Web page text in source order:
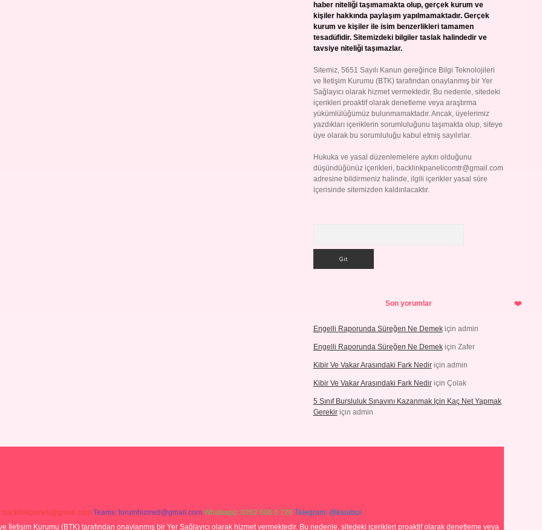
haber niteliği taşımamakta olup, gerçek kurum ve
kişiler hakkında paylaşım yapılmamaktadır. Gerçek
kurum ve kişiler ile isim benzerlikleri tamamen
tesadüfidir. Sitemizdeki bilgiler taslak halindedir ve
tavsiye niteliği taşımazlar.
Sitemiz, 5651 Sayılı Kanun gereğince Bilgi Teknolojileri
ve İletişim Kurumu (BTK) tarafından onaylanmış bir Yer
Sağlayıcı olarak hizmet vermektedir. Bu nedenle, sitedeki
içerikleri proaktif olarak denetleme veya araştırma
yükümlülüğümüz bulunmamaktadır. Ancak, üyelerimiz
yazdıkları içeriklerin sorumluluğunu taşımakta olup, siteye
üye olarak bu sorumluluğu kabul etmiş sayılırlar.
Hukuka ve yasal düzenlemelere aykırı olduğunu
düşündüğünüz içerikleri, backlinkpanelicomtr@gmail.com
adresine bildirmeniz halinde, ilgili içerikler yasal süre
içerisinde sitemizden kaldırılacaktır.
Son yorumlar
Engelli Raporunda Süreğen Ne Demekiçin admin
Engelli Raporunda Süreğen Ne Demekiçin Zafer
Kibir Ve Vakar Arasındaki Fark Nediriçin admin
Kibir Ve Vakar Arasındaki Fark Nediriçin Çolak
5 Sınıf Bursluluk Sınavını Kazanmak Için Kaç Net Yapmak
Gerekiriçin admin
backlinkpaneli@gmail.com Teams: forumhizmeti@gmail.com Whatsapp: 0262 606 0 726 Telegram: @karabul
İletişim Kurumu (BTK) tarafından onaylanmış bir Yer Sağlayıcı olarak hizmet vermektedir. Bu nedenle, sitedeki içerikleri proaktif olarak denetleme veya